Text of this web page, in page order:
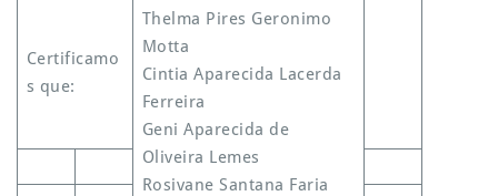
Certificamo
s que:
Thelma Pires Geronimo
Motta
Cintia Aparecida Lacerda
Ferreira
Geni Aparecida de
Oliveira Lemes
Rosivane Santana Faria